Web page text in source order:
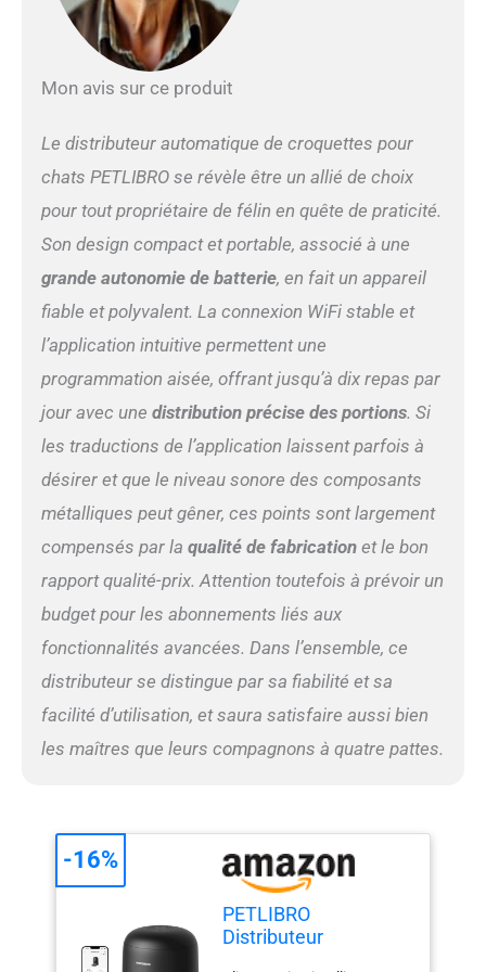
batterie au lithium
complètement chargé et la
allant jusqu'à 30 jours. Cela
d'économiser le coût de
remplacement de la
également plus écologique
et plus flexible ; Fini les
courant, vous offrant plus
de flexibilité dans le choix de
Connectivité sans fil 24h/24
et 7j/7 - la mangeoire
été mise à niveau pour
empêcher la déconnexion
Wi-Fi pendant les pannes de
courant grâce à une
batterie rechargeable
intégrée, garantissant une
connexion sans fil stable
pour l'alimentation
d'urgence et d'autres
fonctions. Dites adieu à la
suralimentation – La
mangeoire automatique
compagnie avec application
gourmands devront être
patients! Démontage et
entretien faciles – La
mangeoire automatique
Mon avis sur ce produit
Le distributeur automatique de croquettes pour
chats PETLIBRO se révèle être un allié de choix
pour tout propriétaire de félin en quête de praticité.
Son design compact et portable, associé à une
grande autonomie de batterie, en fait un appareil
fiable et polyvalent. La connexion WiFi stable et
l’application intuitive permettent une
programmation aisée, offrant jusqu’à dix repas par
jour avec une distribution précise des portions. Si
les traductions de l’application laissent parfois à
désirer et que le niveau sonore des composants
métalliques peut gêner, ces points sont largement
compensés par la qualité de fabricationet le bon
rapport qualité-prix. Attention toutefois à prévoir un
budget pour les abonnements liés aux
fonctionnalités avancées. Dans l’ensemble, ce
distributeur se distingue par sa fiabilité et sa
facilité d’utilisation, et saura satisfaire aussi bien
les maîtres que leurs compagnons à quatre pattes.
PETLIBRO
Distributeur
-16%